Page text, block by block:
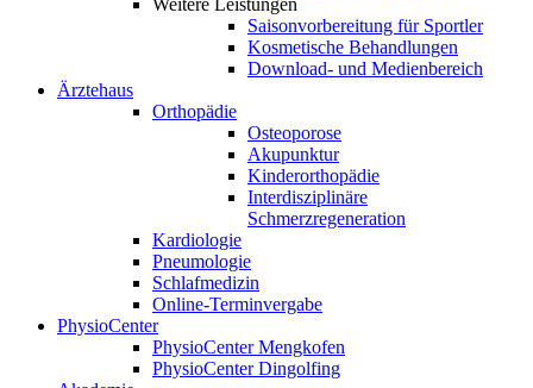
Saisonvorbereitung für Sportler
Kosmetische Behandlungen
Download- und Medienbereich
Ärztehaus
Orthopädie
Osteoporose
Akupunktur
Kinderorthopädie
Interdisziplinäre
Schmerzregeneration
Kardiologie
Pneumologie
Schlafmedizin
Online-Terminvergabe
PhysioCenter
PhysioCenter Mengkofen
PhysioCenter Dingolfing